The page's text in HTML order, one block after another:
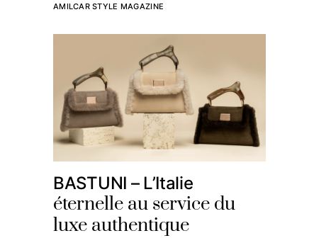
AMILCAR STYLE MAGAZINE
BASTUNI – L’Italie
éternelle au service du
luxe authentique